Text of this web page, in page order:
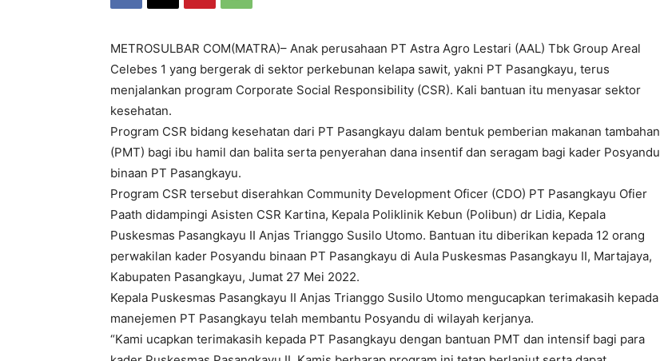
METROSULBAR COM(MATRA)– Anak perusahaan PT Astra Agro Lestari (AAL) Tbk Group Areal
Celebes 1 yang bergerak di sektor perkebunan kelapa sawit, yakni PT Pasangkayu, terus
menjalankan program Corporate Social Responsibility (CSR). Kali bantuan itu menyasar sektor
kesehatan.
Program CSR bidang kesehatan dari PT Pasangkayu dalam bentuk pemberian makanan tambahan
(PMT) bagi ibu hamil dan balita serta penyerahan dana insentif dan seragam bagi kader Posyandu
binaan PT Pasangkayu.
Program CSR tersebut diserahkan Community Development Oficer (CDO) PT Pasangkayu Ofier
Paath didampingi Asisten CSR Kartina, Kepala Poliklinik Kebun (Polibun) dr Lidia, Kepala
Puskesmas Pasangkayu II Anjas Trianggo Susilo Utomo. Bantuan itu diberikan kepada 12 orang
perwakilan kader Posyandu binaan PT Pasangkayu di Aula Puskesmas Pasangkayu II, Martajaya,
Kabupaten Pasangkayu, Jumat 27 Mei 2022.
Kepala Puskesmas Pasangkayu II Anjas Trianggo Susilo Utomo mengucapkan terimakasih kepada
manejemen PT Pasangkayu telah membantu Posyandu di wilayah kerjanya.
“Kami ucapkan terimakasih kepada PT Pasangkayu dengan bantuan PMT dan intensif bagi para